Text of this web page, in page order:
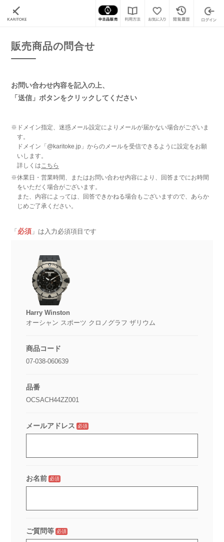
カリトケ 販売商品の問合せ
販売商品の問合せ
お問い合わせ内容を記入の上、
「送信」ボタンをクリックしてください
※ドメイン指定、迷惑メール設定によりメールが届かない場合がございま
す。
ドメイン「@karitoke.jp」からのメールを受信できるように設定をお願
いします。
詳しくはこちら
※休業日・営業時間、またはお問い合わせ内容により、回答までにお時間
をいただく場合がございます。
また、内容によっては、回答できかねる場合もございますので、あらか
じめご了承ください。
「 必須 」は入力必須項目です
Harry Winston
オーシャン スポーツ クロノグラフ ザリウム
商品コード
07-038-060639
品番
OCSACH44ZZ001
メールアドレス 必須
お名前 必須
ご質問等 必須